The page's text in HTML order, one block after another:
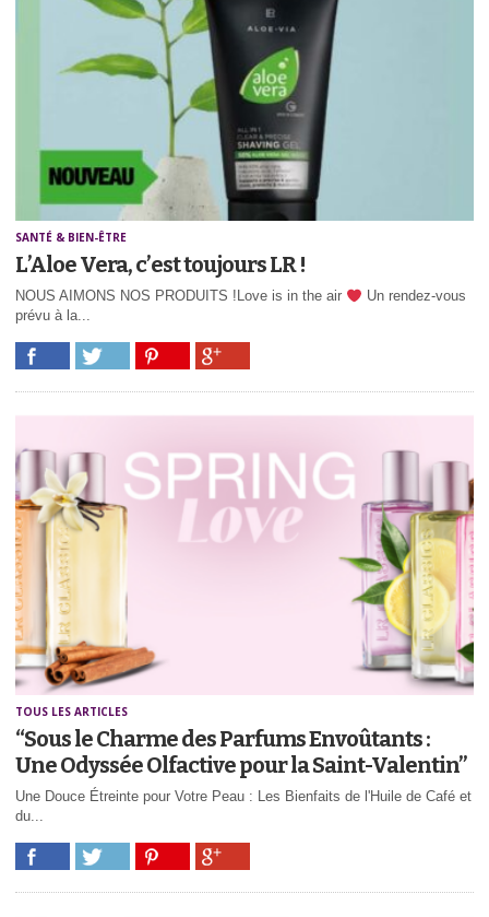
SANTÉ & BIEN-ÊTRE
L’Aloe Vera, c’est toujours LR !
NOUS AIMONS NOS PRODUITS !Love is in the air
Un rendez-vous
prévu à la...
TOUS LES ARTICLES
“Sous le Charme des Parfums Envoûtants :
Une Odyssée Olfactive pour la Saint-Valentin”
Une Douce Étreinte pour Votre Peau : Les Bienfaits de l'Huile de Café et
du...